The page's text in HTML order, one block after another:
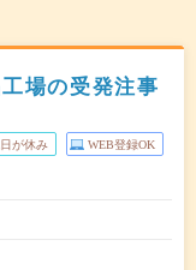
場の受発注事
が休み WEB登録OK